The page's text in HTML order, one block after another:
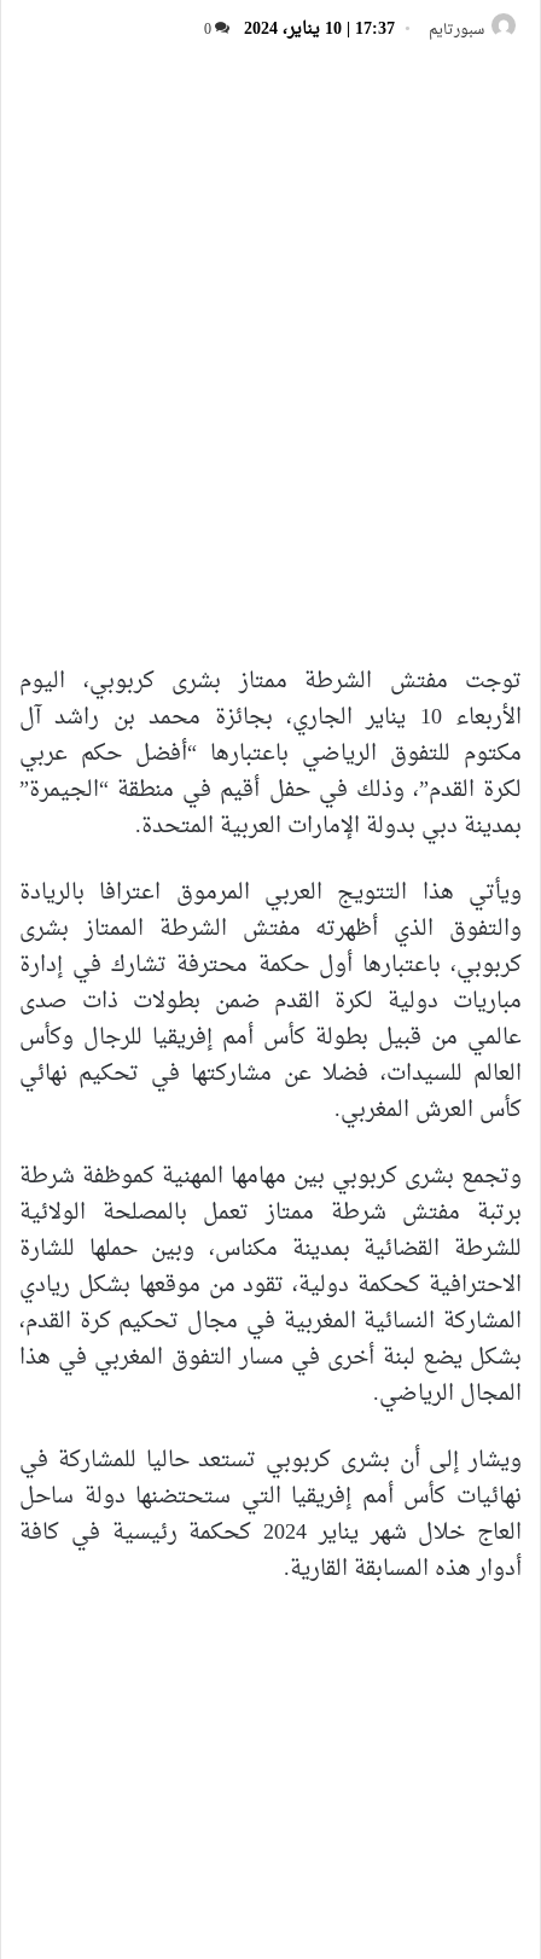
سبورتايم 17:37 | 10 يناير، 2024 0
توجت مفتش الشرطة ممتاز بشرى كربوبي، اليوم
الأربعاء 10 يناير الجاري، بجائزة محمد بن راشد آل
مكتوم للتفوق الرياضي باعتبارها “أفضل حكم عربي
لكرة القدم”، وذلك في حفل أقيم في منطقة “الجيمرة”
بمدينة دبي بدولة الإمارات العربية المتحدة.
ويأتي هذا التتويج العربي المرموق اعترافا بالريادة
والتفوق الذي أظهرته مفتش الشرطة الممتاز بشرى
كربوبي، باعتبارها أول حكمة محترفة تشارك في إدارة
مباريات دولية لكرة القدم ضمن بطولات ذات صدى
عالمي من قبيل بطولة كأس أمم إفريقيا للرجال وكأس
العالم للسيدات، فضلا عن مشاركتها في تحكيم نهائي
كأس العرش المغربي.
وتجمع بشرى كربوبي بين مهامها المهنية كموظفة شرطة
برتبة مفتش شرطة ممتاز تعمل بالمصلحة الولائية
للشرطة القضائية بمدينة مكناس، وبين حملها للشارة
الاحترافية كحكمة دولية، تقود من موقعها بشكل ريادي
المشاركة النسائية المغربية في مجال تحكيم كرة القدم،
بشكل يضع لبنة أخرى في مسار التفوق المغربي في هذا
المجال الرياضي.
ويشار إلى أن بشرى كربوبي تستعد حاليا للمشاركة في
نهائيات كأس أمم إفريقيا التي ستحتضنها دولة ساحل
العاج خلال شهر يناير 2024 كحكمة رئيسية في كافة
أدوار هذه المسابقة القارية.